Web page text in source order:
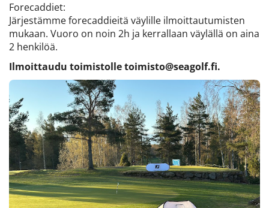
Forecaddiet:
Järjestämme forecaddieitä väylille ilmoittautumisten
mukaan. Vuoro on noin 2h ja kerrallaan väylällä on aina
2 henkilöä.
Ilmoittaudu toimistolle toimisto@seagolf.fi.